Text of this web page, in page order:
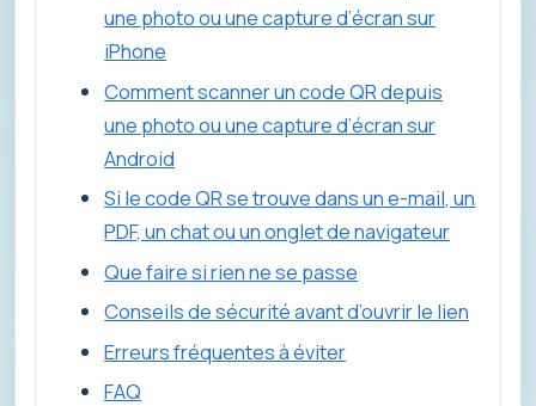
une photo ou une capture d’écran sur
iPhone
Comment scanner un code QR depuis
une photo ou une capture d’écran sur
Android
Si le code QR se trouve dans un e-mail, un
PDF, un chat ou un onglet de navigateur
Que faire si rien ne se passe
Conseils de sécurité avant d’ouvrir le lien
Erreurs fréquentes à éviter
FAQ